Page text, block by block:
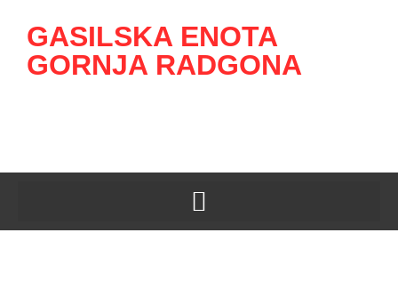
GASILSKA ENOTA
GORNJA RADGONA